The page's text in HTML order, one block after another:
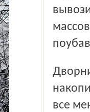
Дворников в организациях, которые убирают эти
все